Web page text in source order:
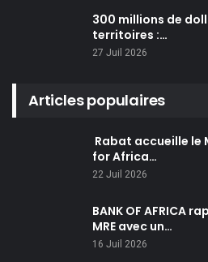
300 millions de
territoires :…
27 Juil 2026
Articles populaires
Rabat accueille le
for Africa…
22 Juil 2026
BANK OF AFRICA
MRE avec un…
16 Juil 2026